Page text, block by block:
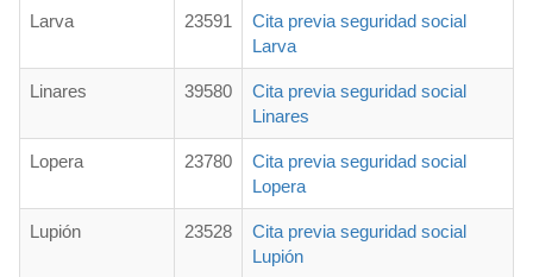
Larva 23591
Cita previa seguridad social
Larva
Linares 39580
Cita previa seguridad social
Linares
Lopera 23780
Cita previa seguridad social
Lopera
Lupión 23528
Cita previa seguridad social
Lupión